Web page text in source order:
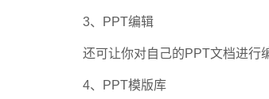
3、PPT编辑
还可让你对自己的PPT文档进行编
4、PPT模版库